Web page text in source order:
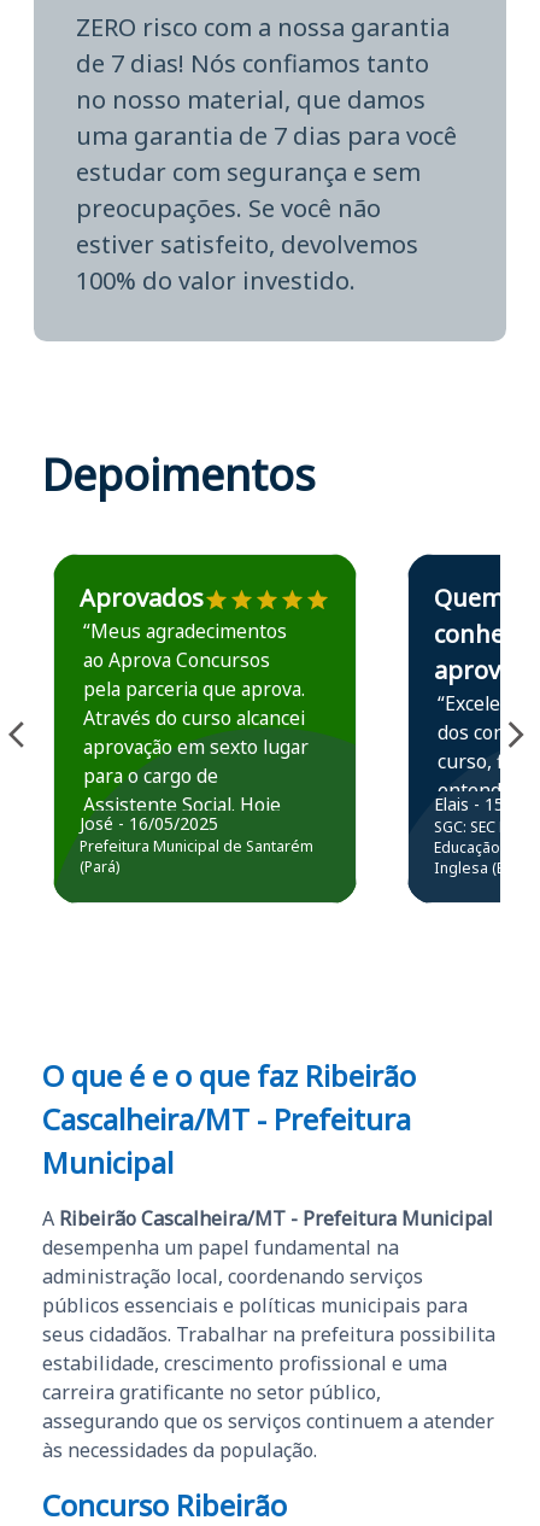
ZERO risco com a nossa garantia
de 7 dias! Nós confiamos tanto
no nosso material, que damos
uma garantia de 7 dias para você
estudar com segurança e sem
preocupações. Se você não
estiver satisfeito, devolvemos
100% do valor investido.
Depoimentos
Estudante José recomenda o Aprova Concursos em
Aprovados
“Meus agradecimentos
ao Aprova Concursos
pela parceria que aprova.
Através do curso alcancei
aprovação em sexto lugar
para o cargo de
Assistente Social. Hoje
estou atuando na
Prefeitura de Santarém.
José - 16/05/2025
Prefeitura Municipal de Santarém
(Pará)
Estudante Elais
Quem
conhece,
aprova
“Excelente
dos
curso,
entender e
prática
resolução
questões.”
Elais - 15/07/
SGC: SEC BA
Educação
Inglesa (Edital
O que é e o que faz Ribeirão
Cascalheira/MT - Prefeitura
Municipal
A Ribeirão Cascalheira/MT - Prefeitura Municipal
desempenha um papel fundamental na
administração local, coordenando serviços
públicos essenciais e políticas municipais para
seus cidadãos. Trabalhar na prefeitura possibilita
estabilidade, crescimento profissional e uma
carreira gratificante no setor público,
assegurando que os serviços continuem a atender
às necessidades da população.
Concurso Ribeirão